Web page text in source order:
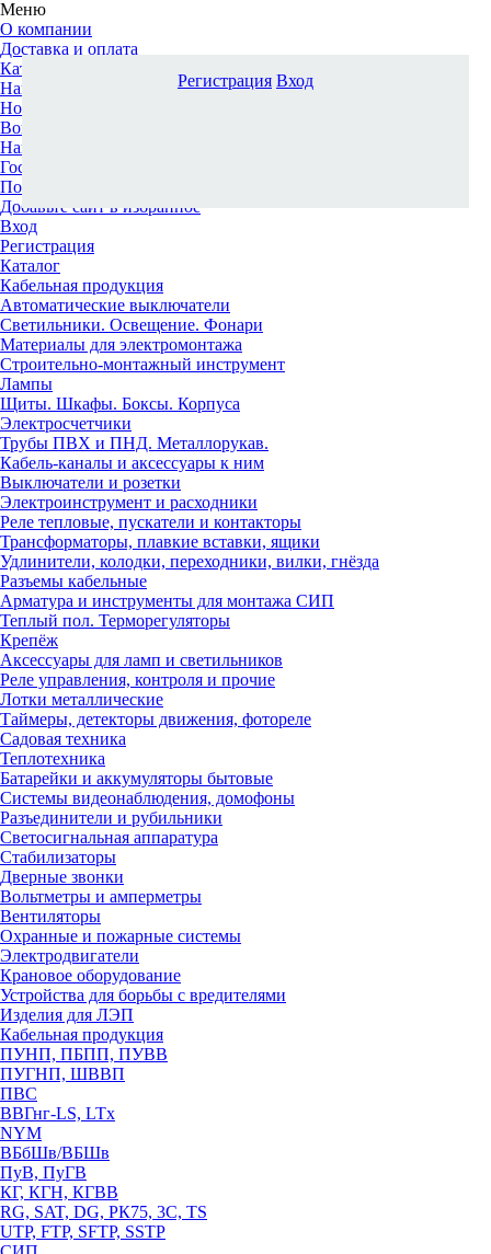
Меню
О компании
Доставка и оплата
Каталог
Наши офисы
Новости и новинки
Вопрос-ответ
Наша команда
Гос. заказчикам
Поставщикам
Добавьте сайт в избранное
Вход
Регистрация
Каталог
Кабельная продукция
Автоматические выключатели
Светильники. Освещение. Фонари
Материалы для электромонтажа
Строительно-монтажный инструмент
Лампы
Щиты. Шкафы. Боксы. Корпуса
Электросчетчики
Трубы ПВХ и ПНД. Металлорукав.
Кабель-каналы и аксессуары к ним
Выключатели и розетки
Электроинструмент и расходники
Реле тепловые, пускатели и контакторы
Трансформаторы, плавкие вставки, ящики
Удлинители, колодки, переходники, вилки, гнёзда
Разъемы кабельные
Арматура и инструменты для монтажа СИП
Теплый пол. Терморегуляторы
Крепёж
Аксессуары для ламп и светильников
Реле управления, контроля и прочие
Лотки металлические
Таймеры, детекторы движения, фотореле
Садовая техника
Теплотехника
Батарейки и аккумуляторы бытовые
Системы видеонаблюдения, домофоны
Разъединители и рубильники
Светосигнальная аппаратура
Стабилизаторы
Дверные звонки
Вольтметры и амперметры
Вентиляторы
Охранные и пожарные системы
Электродвигатели
Крановое оборудование
Устройства для борьбы с вредителями
Изделия для ЛЭП
Кабельная продукция
ПУНП, ПБПП, ПУВВ
ПУГНП, ШВВП
ПВС
ВВГнг-LS, LTx
NYM
ВБбШв/ВБШв
ПуВ, ПуГВ
КГ, КГН, КГВВ
RG, SAT, DG, РК75, 3С, TS
UTP, FTP, SFTP, SSTP
Регистрация Вход